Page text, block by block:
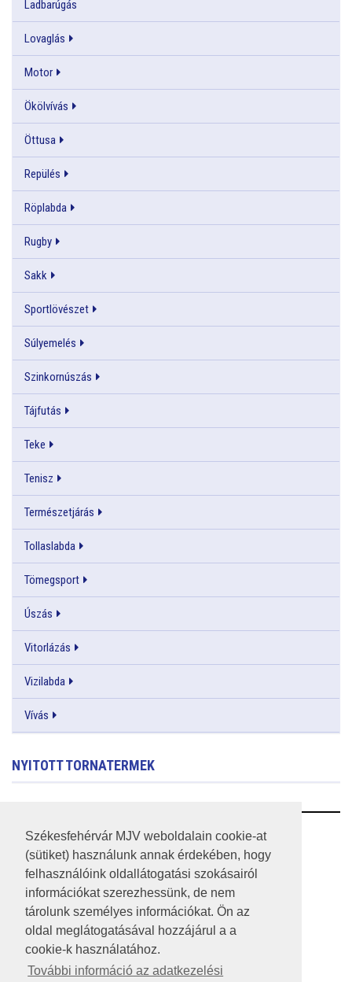
Székesfehérvár MJV weboldalain cookie-at
(sütiket) használunk annak érdekében, hogy
felhasználóink oldallátogatási szokásairól
információkat szerezhessünk, de nem
tárolunk személyes információkat. Ön az
oldal meglátogatásával hozzájárul a a
cookie-k használatához.
További információ az adatkezelési
Ladbarúgás
Lovaglás
Motor
Ökölvívás
Öttusa
Repülés
Röplabda
Rugby
Sakk
Sportlövészet
Súlyemelés
Szinkornúszás
Tájfutás
Teke
Tenisz
Természetjárás
Tollaslabda
Tömegsport
Úszás
Vitorlázás
Vizilabda
Vívás
NYITOTT TORNATERMEK
RSS
A HONLAP 2017.03.31-I ÁLLAPOTA
JOGI NYILATKOZAT
IMPRESSZUM